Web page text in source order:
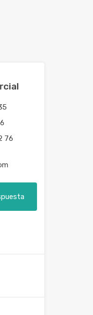
76